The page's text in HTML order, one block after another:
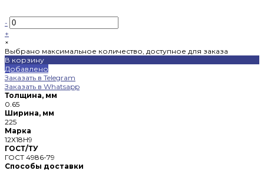
-
+
×
Выбрано максимальное количество, доступное для заказа
В корзину
Добавлено
Заказать в Telegram
Заказать в Whatsapp
Толщина, мм
0.65
Ширина, мм
225
Марка
12Х18Н9
ГОСТ/ТУ
ГОСТ 4986-79
Способы доставки